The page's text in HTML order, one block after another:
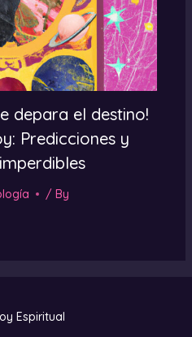
depara el destino!
Predicciones y
/ By
Espiritual